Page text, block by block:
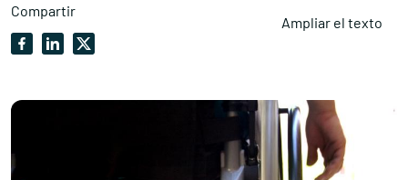
Compartir
Ampliar el texto